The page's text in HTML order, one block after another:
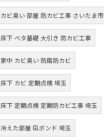
カビ臭い 部屋 防カビ工事 さいたま市
床下 ベタ基礎 大引き 防カビ工事
家中 カビ臭い 防腐防カビ
床下 カビ 定期点検 埼玉
床下 定期点検 定期防カビ工事 埼玉
冷えた部屋 GLボンド 埼玉